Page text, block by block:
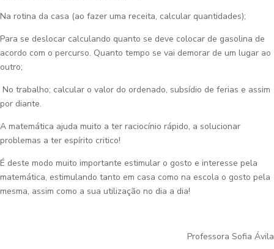
Na rotina da casa (ao fazer uma receita, calcular quantidades);
Para se deslocar calculando quanto se deve colocar de gasolina de
acordo com o percurso. Quanto tempo se vai demorar de um lugar ao
outro;
No trabalho; calcular o valor do ordenado, subsídio de ferias e assim
por diante.
A matemática ajuda muito a ter raciocínio rápido, a solucionar
problemas a ter espírito critico!
É deste modo muito importante estimular o gosto e interesse pela
matemática, estimulando tanto em casa como na escola o gosto pela
mesma, assim como a sua utilização no dia a dia!
Professora Sofia Ávila